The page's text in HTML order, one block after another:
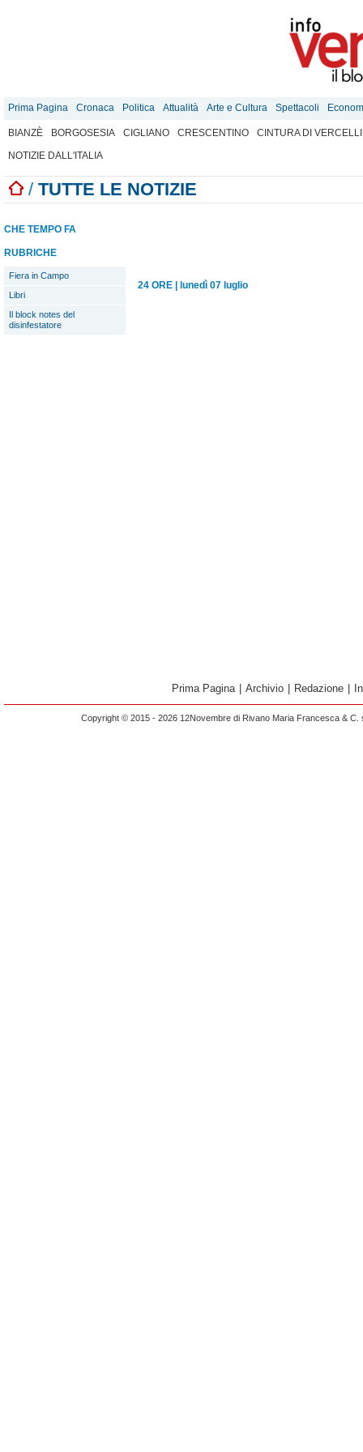
Prima Pagina Cronaca Politica Attualità Arte e Cultura Spettacoli
BIANZÈ BORGOSESIA CIGLIANO CRESCENTINO
CINTURA DI VERCELLI
NOTIZIE DALL'ITALIA
/ TUTTE LE NOTIZIE
CHE TEMPO FA
RUBRICHE
Fiera in Campo
Libri
Il block notes del
disinfestatore
24 ORE lunedì 07 luglio
Prima Pagina Archivio Redazione
Copyright © 2015 - 2026 12Novembre di Rivano Maria Francesca &